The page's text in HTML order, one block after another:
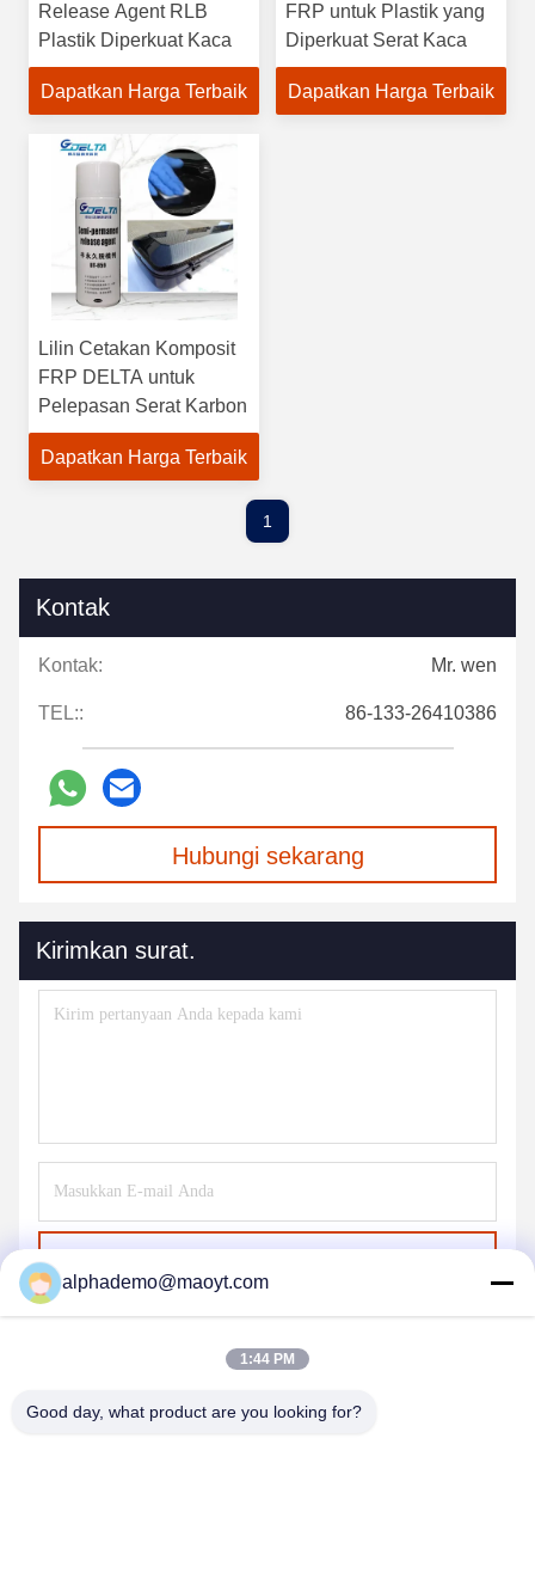
Release Agent RLB
Plastik Diperkuat Kaca
Dapatkan Harga Terbaik
FRP untuk Plastik yang
Diperkuat Serat Kaca
Dapatkan Harga Terbaik
Lilin Cetakan Komposit
FRP DELTA untuk
Pelepasan Serat Karbon
Dapatkan Harga Terbaik
1
Kontak
Kontak: Mr. wen
TEL:: 86-133-26410386
Hubungi sekarang
Kirimkan surat.
alphademo@maoyt.com
1:44 PM
Good day, what product are you looking for?